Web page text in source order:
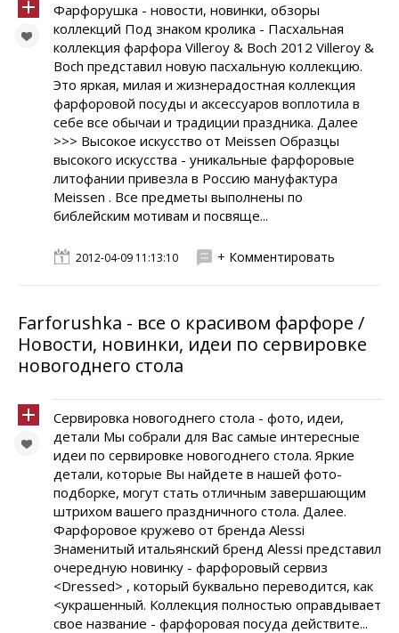
Фарфорушка - новости, новинки, обзоры
коллекций Под знаком кролика - Пасхальная
коллекция фарфора Villeroy & Boch 2012 Villeroy &
Boch представил новую пасхальную коллекцию.
Это яркая, милая и жизнерадостная коллекция
фарфоровой посуды и аксессуаров воплотила в
себе все обычаи и традиции праздника. Далее
>>> Высокое искусство от Meissen Образцы
высокого искусства - уникальные фарфоровые
литофании привезла в Россию мануфактура
Meissen . Все предметы выполнены по
библейским мотивам и посвяще...
2012-04-09 11:13:10 + Комментировать
Farforushka - все о красивом фарфоре /
Новости, новинки, идеи по сервировке
новогоднего стола
Сервировка новогоднего стола - фото, идеи,
детали Мы собрали для Вас самые интересные
идеи по сервировке новогоднего стола. Яркие
детали, которые Вы найдете в нашей фото-
подборке, могут стать отличным завершающим
штрихом вашего праздничного стола. Далее.
Фарфоровое кружево от бренда Alessi
Знаменитый итальянский бренд Alessi представил
очередную новинку - фарфоровый сервиз
<Dressed> , который буквально переводится, как
<украшенный. Коллекция полностью оправдывает
свое название - фарфоровая посуда действите...